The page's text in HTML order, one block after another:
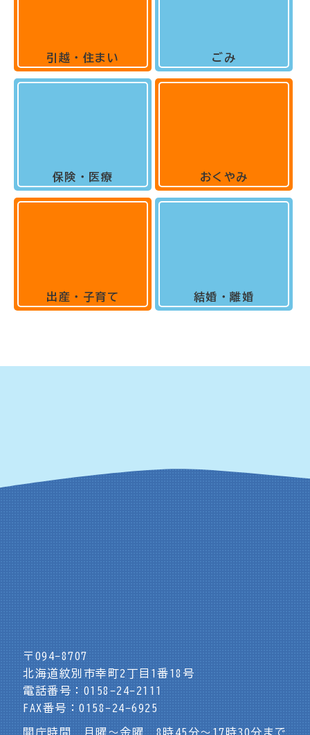
引越・住まい
保険・医療
出産・子育て
ごみ
おくやみ
結婚・離婚
〒094-8707
北海道紋別市幸町2丁目1番18号
電話番号：0158-24-2111
FAX番号：0158-24-6925
開庁時間 月曜～金曜 8時45分～17時30分まで